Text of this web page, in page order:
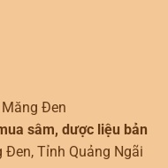
Đen
sâm, dược liệu bản
Đen, Tỉnh Quảng Ngãi